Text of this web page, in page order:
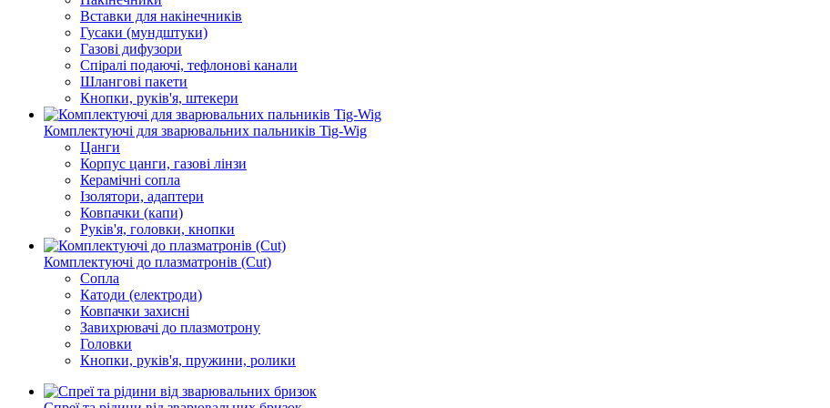
Вставки для накінечників
Гусаки (мундштуки)
Газові дифузори
Спіралі подаючі, тефлонові канали
Шлангові пакети
Кнопки, руків'я, штекери
Комплектуючі для зварювальних пальників Tig-Wig
Цанги
Корпус цанги, газові лінзи
Керамічні сопла
Ізолятори, адаптери
Ковпачки (капи)
Руків'я, головки, кнопки
Комплектуючі до плазматронів (Сut)
Сопла
Катоди (електроди)
Ковпачки захисні
Завихрювачі до плазмотрону
Головки
Кнопки, руків'я, пружини, ролики